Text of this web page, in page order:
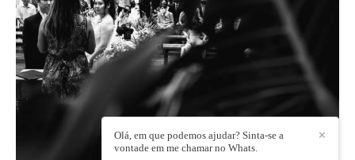
✕
Olá, em que podemos ajudar? Sinta-se a
vontade em me chamar no Whats.